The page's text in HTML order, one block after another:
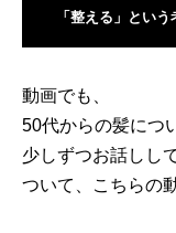
「整える」とい
動画でも、
50代からの髪につ
少しずつお話しし
ついて、こちらの